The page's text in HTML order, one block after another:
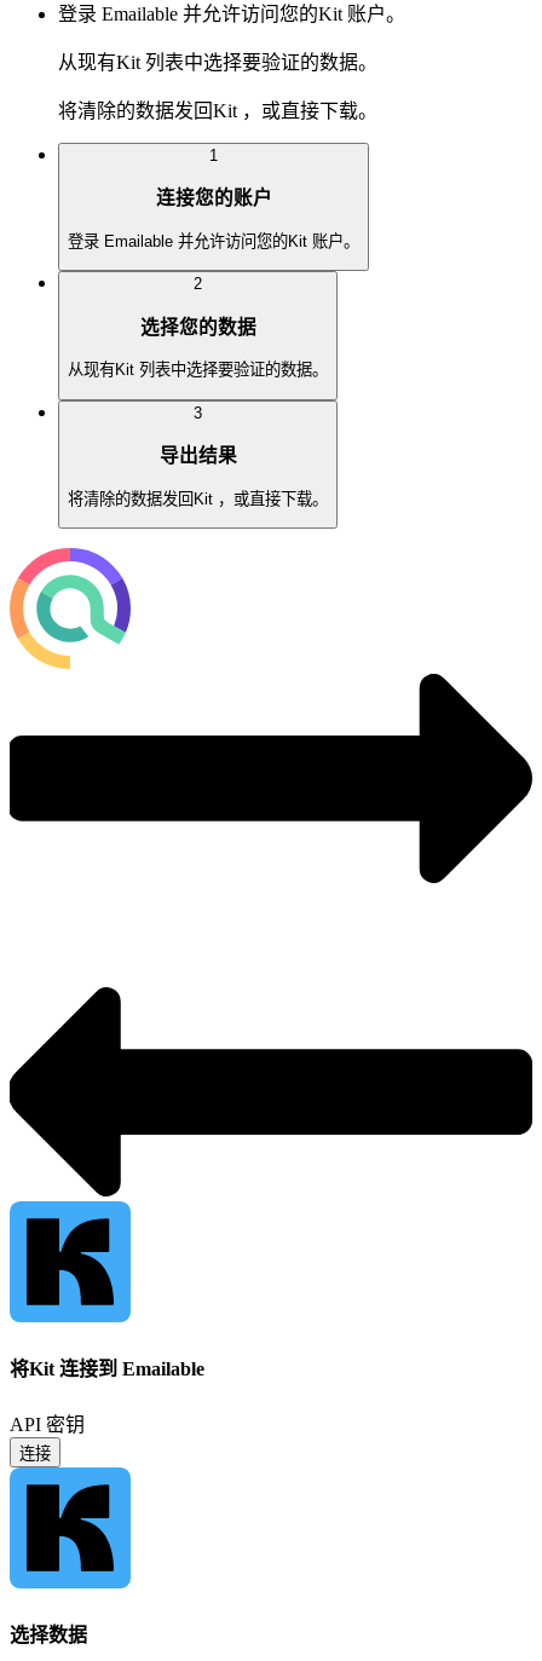
登录 Emailable 并允许访问您的Kit 账户。
从现有Kit 列表中选择要验证的数据。
将清除的数据发回Kit ，或直接下载。
1
连接您的账户
登录 Emailable 并允许访问您的Kit 账户。
2
选择您的数据
从现有Kit 列表中选择要验证的数据。
3
导出结果
将清除的数据发回Kit ，或直接下载。
将Kit 连接到 Emailable
API 密钥
连接
选择数据